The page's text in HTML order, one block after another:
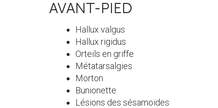
AVANT-PIED
Hallux valgus
Hallux rigidus
Orteils en griffe
Métatarsalgies
Morton
Bunionette
Lésions des sésamoïdes